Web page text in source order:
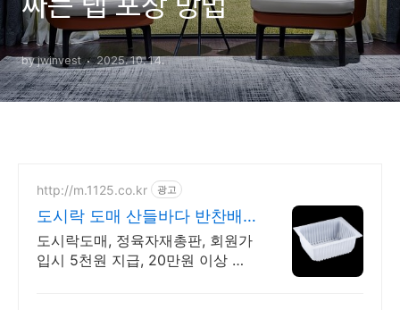
by jwinvest 2025. 10. 14.
http://m.1125.co.kr 광고
도시락 도매 산들바다 반찬배
달용 용기판매
도시락도매, 정육자재총판, 회원가
입시 5천원 지급, 20만원 이상 무